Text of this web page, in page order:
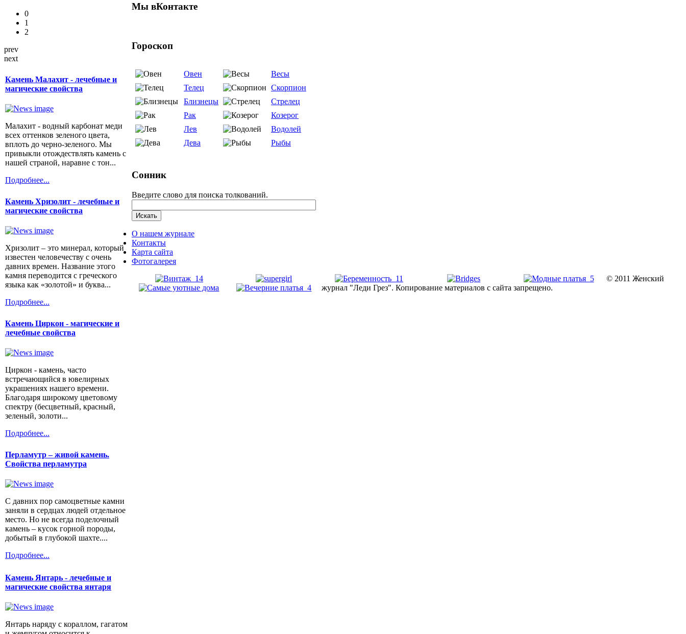
0
1
2
prev
next
Камень Малахит - лечебные и
магические свойства
Малахит - водный карбонат меди
всех оттенков зеленого цвета,
вплоть до черно-зеленого. Мы
привыкли отождествлять камень с
нашей страной, наравне с тон...
Подробнее...
Камень Хризолит - лечебные и
магические свойства
Хризолит – это минерал, который
известен человечеству с очень
давних времен. Название этого
камня переводится с греческого
языка как «золотой» и буква...
Подробнее...
Камень Циркон - магические и
лечебные свойства
Циркон - камень, часто
встречающийся в ювелирных
украшениях нашего времени.
Благодаря широкому цветовому
спектру (бесцветный, красный,
зеленый, золоти...
Подробнее...
Перламутр – живой камень.
Свойства перламутра
С давних пор самоцветные камни
заняли в сердцах людей отдельное
место. Но не всегда поделочный
камень – кусок горной породы,
добытый в глубокой шахте....
Подробнее...
Камень Янтарь - лечебные и
магические свойства янтаря
Янтарь наряду с кораллом, гагатом
Мы вКонтакте
Гороскоп
Овен
Весы
Телец
Скорпион
Близнецы
Стрелец
Рак
Козерог
Лев
Водолей
Дева
Рыбы
Сонник
Введите слово для поиска толкований.
О нашем журнале
Контакты
Карта сайта
Фотогалерея
© 2011 Женский
журнал "Леди Грез". Копирование материалов с сайта запрещено.